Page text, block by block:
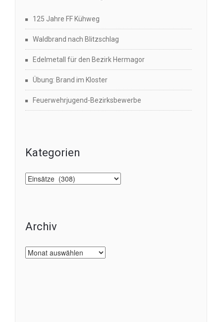
125 Jahre FF Kühweg
Waldbrand nach Blitzschlag
Edelmetall für den Bezirk Hermagor
Übung: Brand im Kloster
Feuerwehrjugend-Bezirksbewerbe
Kategorien
Kategorien
Archiv
Archiv